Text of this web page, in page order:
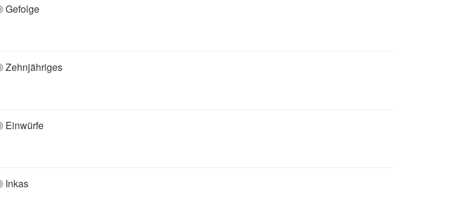
Gefolge
Zehnjähriges
Einwürfe
Inkas